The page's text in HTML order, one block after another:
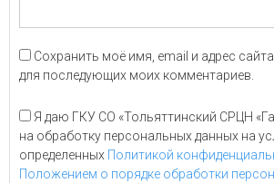
Сохранить моё имя, email и адрес
для последующих моих комментариев.
Я даю ГКУ СО «Тольяттинский СРЦН
на обработку персональных данных на
определенных Политикой
Положением о порядке обработки